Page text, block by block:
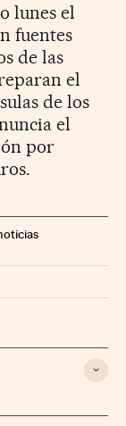
lunes el
fuentes
de las
el
de los
el
por